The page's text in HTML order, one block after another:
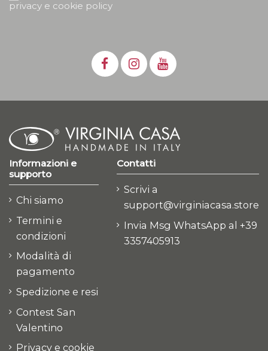
privacy e cookie policy
Informazioni e
supporto
Chi siamo
Termini e
condizioni
Modalità di
pagamento
Spedizione e resi
Contest San
Valentino
Privacy e cookie
Contatti
Scrivi a
support@virginiacasa.store
Invia Msg WhatsApp al +39
3357405913